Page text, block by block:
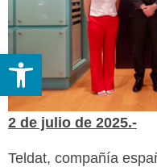
Abrir barra
2 de julio de 2025.-
Teldat, compañía